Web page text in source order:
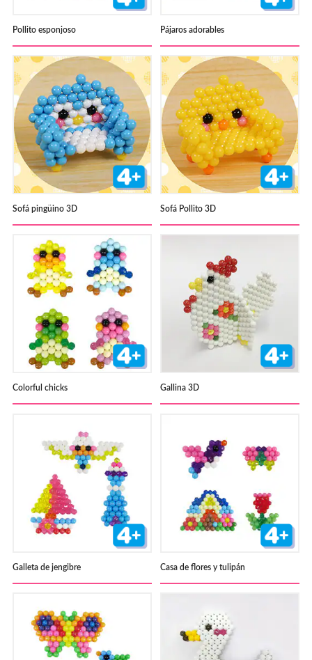
Pollito esponjoso Pájaros adorables
Sofá pingüino 3D Sofá Pollito 3D
Colorful chicks Gallina 3D
Galleta de jengibre Casa de flores y tulipán